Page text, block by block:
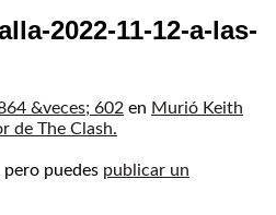
2022-11-12-a-las-
&veces; 602 en Murió Keith
de The Clash.
pero puedes publicar un